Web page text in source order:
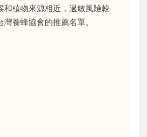
和植物來源相近，過敏風險較
養蜂協會的推薦名單。